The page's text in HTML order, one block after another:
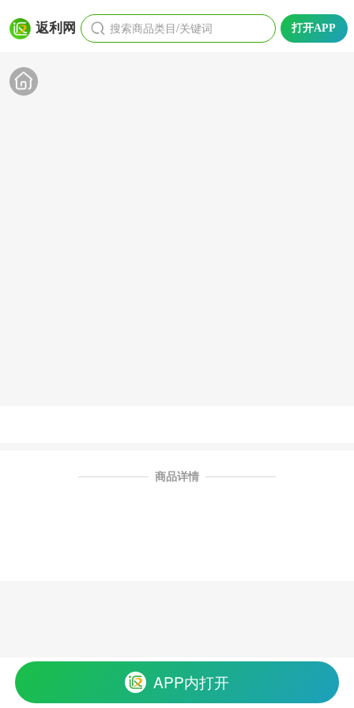
返利网 搜索商品类目/关键词 打开APP
商品详情
APP内打开